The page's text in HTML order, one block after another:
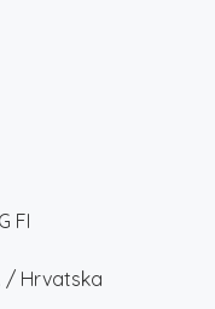
FI
/ Hrvatska